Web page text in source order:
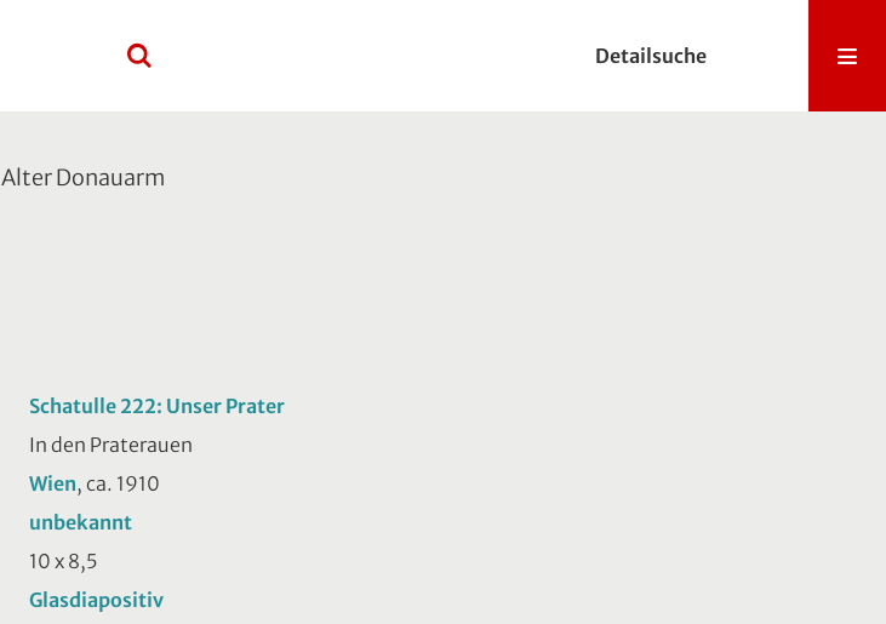
Detailsuche
Alter Donauarm
Schatulle 222: Unser Prater
In den Praterauen
Wien, ca. 1910
unbekannt
10 x 8,5
Glasdiapositiv